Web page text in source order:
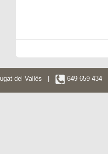
del Vallès | 649 659